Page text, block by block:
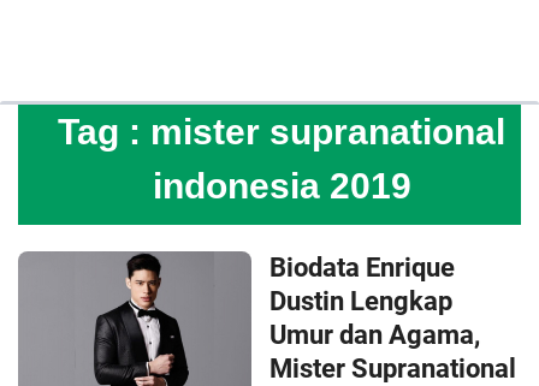
Tag : mister supranational
indonesia 2019
Biodata Enrique
Dustin Lengkap
Umur dan Agama,
Mister Supranational